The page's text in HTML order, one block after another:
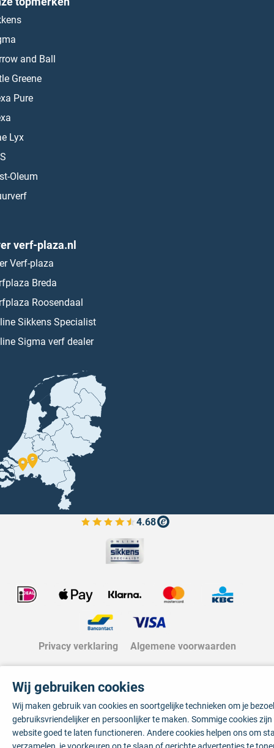
and Ball
Greene
Pure
Lyx
Oleum
verf-plaza.nl
Verf-plaza
Breda
Roosendaal
Sikkens Specialist
Sigma verf dealer
4.68
Bekijk de verfplaza beoordelingen
Privacy verklaring Algemene voorwaarden
Wij gebruiken cookies
Wij maken gebruik van cookies en soortgelijke technieken om je
gebruiksvriendelijker en persoonlijker te maken. Sommige cookies
website goed te laten functioneren. Andere cookies helpen ons om